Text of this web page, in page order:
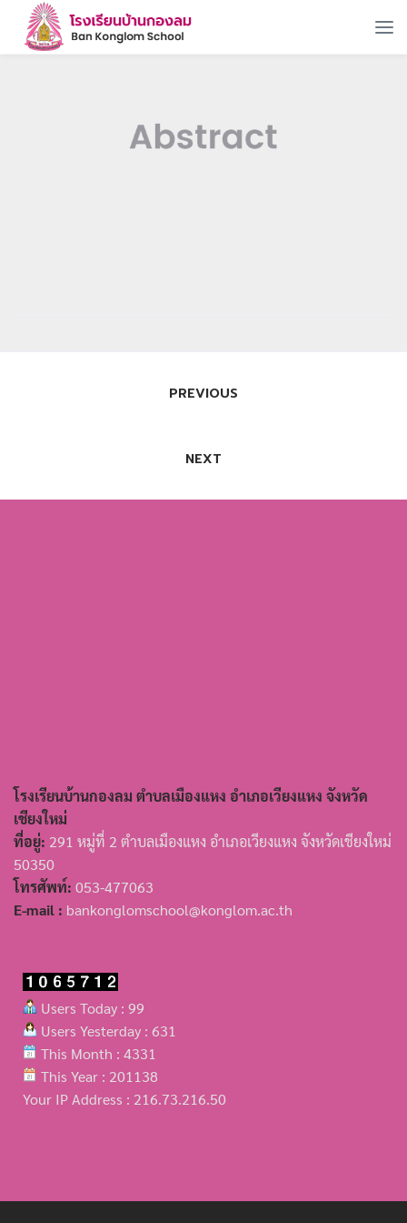
PREVIOUS
NEXT
โรงเรียนบ้านกองลม ตำบลเมืองแหง อำเภอเวียงแหง จังหวัด
เชียงใหม่
ที่อยู่: 291 หมู่ที่ 2 ตำบลเมืองแหง อำเภอเวียงแหง จังหวัดเชียงใหม่
50350
โทรศัพท์: 053-477063
E-mail : bankonglomschool@konglom.ac.th
Users Today : 99
Users Yesterday : 631
This Month : 4331
This Year : 201138
Your IP Address : 216.73.216.50